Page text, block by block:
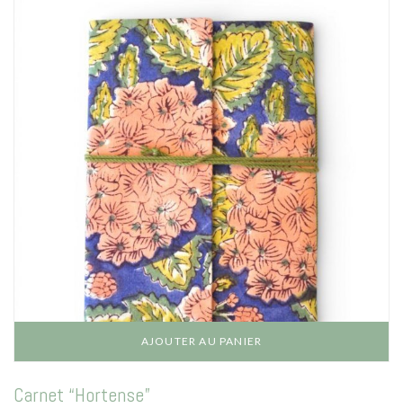
AJOUTER AU PANIER
Carnet “Hortense”